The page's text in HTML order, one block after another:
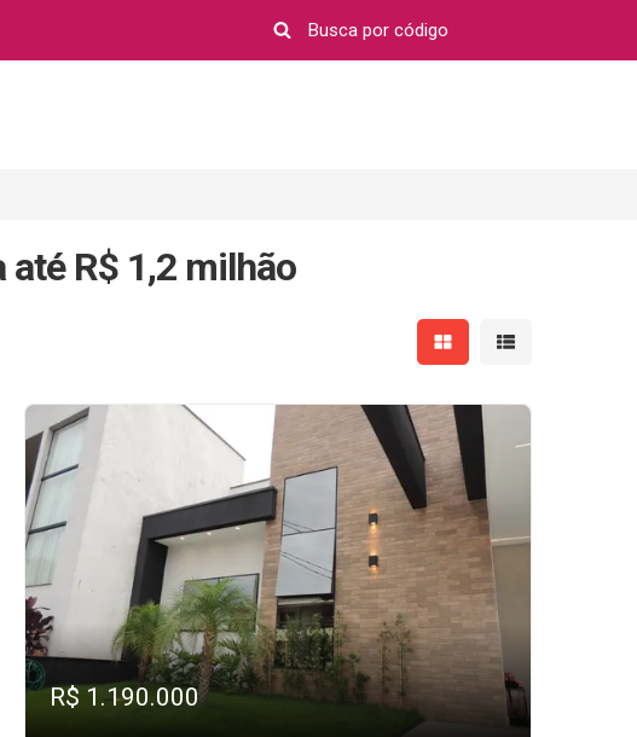
até R$ 1,2 milhão
Mostrar resultados em
Mostrar
R$ 1.190.000